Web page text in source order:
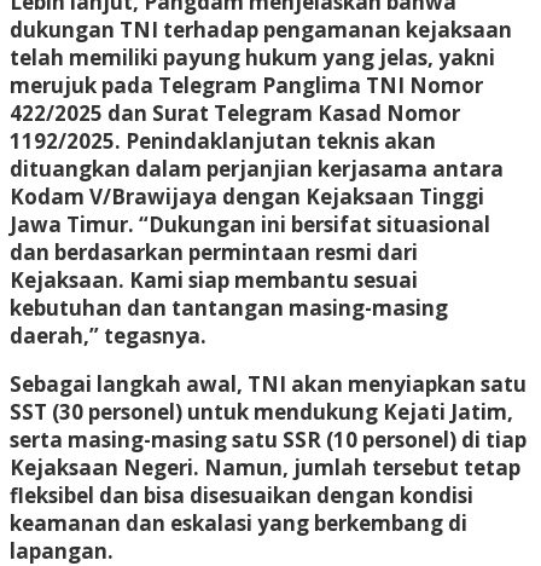
dukungan TNI terhadap pengamanan kejaksaan
telah memiliki payung hukum yang jelas, yakni
merujuk pada Telegram Panglima TNI Nomor
422/2025 dan Surat Telegram Kasad Nomor
1192/2025. Penindaklanjutan teknis akan
dituangkan dalam perjanjian kerjasama antara
Kodam V/Brawijaya dengan Kejaksaan Tinggi
Jawa Timur. “Dukungan ini bersifat situasional
dan berdasarkan permintaan resmi dari
Kejaksaan. Kami siap membantu sesuai
kebutuhan dan tantangan masing-masing
daerah,” tegasnya.
Sebagai langkah awal, TNI akan menyiapkan satu
SST (30 personel) untuk mendukung Kejati Jatim,
serta masing-masing satu SSR (10 personel) di tiap
Kejaksaan Negeri. Namun, jumlah tersebut tetap
fleksibel dan bisa disesuaikan dengan kondisi
keamanan dan eskalasi yang berkembang di
lapangan.